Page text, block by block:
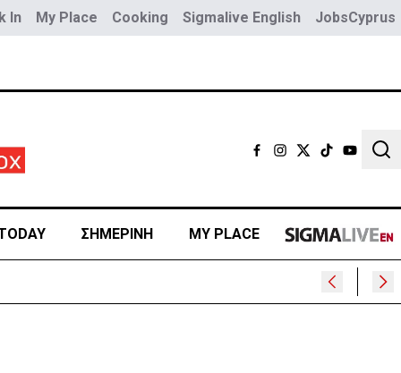
In My Place Cooking Sigmalive English JobsCyprus
ΣΗΜΕΡΙΝΗ MY PLACE